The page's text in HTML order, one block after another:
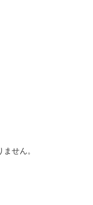
せん。